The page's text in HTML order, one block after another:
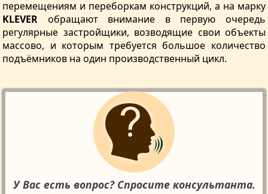
перемещениям и переборкам конструкций, а на марку
KLEVER обращают внимание в первую очередь
регулярные застройщики, возводящие свои объекты
массово, и которым требуется большое количество
подъёмников на один производственный цикл.
У Вас есть вопрос? Спросите консультанта.